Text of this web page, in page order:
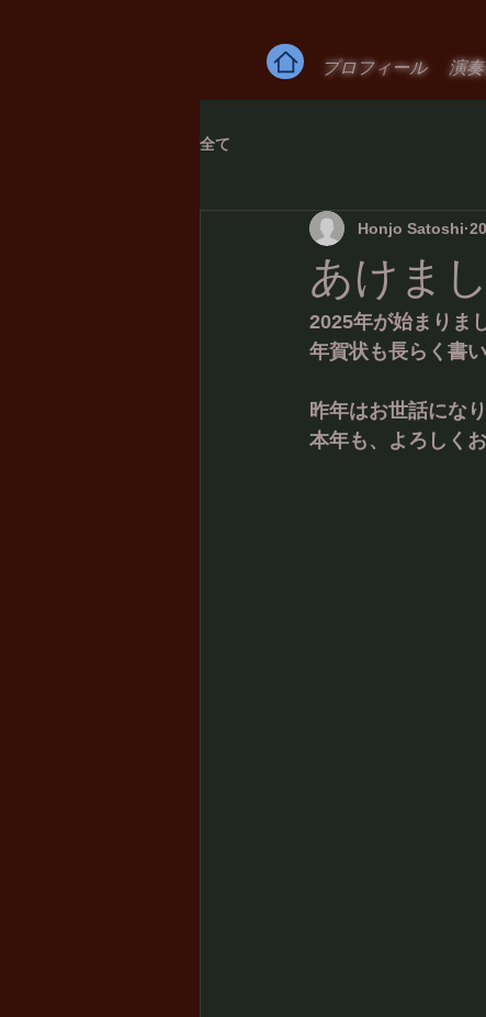
プロフィール 演
全て
あけま
Honjo Satoshi
2025年が始まりま
年賀状も長らく書
昨年はお世話になり
本年も、よろしく